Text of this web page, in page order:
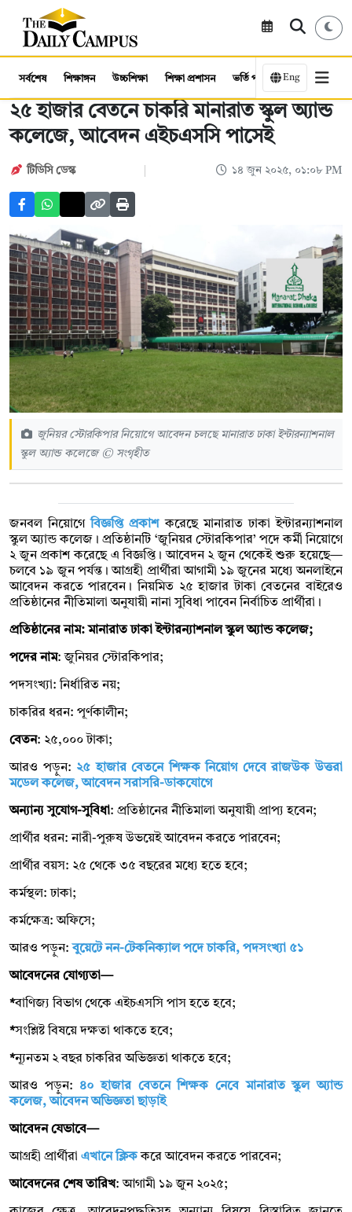
সর্বশেষ শিক্ষাঙ্গন উচ্চশিক্ষা শিক্ষা প্রশাসন ভর্তি পরীক্ষা কর্মসংস্থান
Eng
২৫ হাজার বেতনে চাকরি মানারাত স্কুল অ্যান্ড
কলেজে, আবেদন এইচএসসি পাসেই
টিডিসি ডেস্ক ১৪ জুন ২০২৫, ০১:০৮ PM
জুনিয়র স্টোরকিপার নিয়োগে আবেদন চলছে মানারাত ঢাকা ইন্টারন্যাশনাল
স্কুল অ্যান্ড কলেজে © সংগৃহীত
জনবল নিয়োগেবিজ্ঞপ্তি প্রকাশকরেছে মানারাত ঢাকা ইন্টারন্যাশনাল
স্কুল অ্যান্ড কলেজ। প্রতিষ্ঠানটি ‘জুনিয়র স্টোরকিপার’ পদে কর্মী নিয়োগে
২ জুন প্রকাশ করেছে এ বিজ্ঞপ্তি। আবেদন ২ জুন থেকেই শুরু হয়েছে—
চলবে ১৯ জুন পর্যন্ত। আগ্রহী প্রার্থীরা আগামী ১৯ জুনের মধ্যে অনলাইনে
আবেদন করতে পারবেন। নিয়মিত ২৫ হাজার টাকা বেতনের বাইরেও
প্রতিষ্ঠানের নীতিমালা অনুযায়ী নানা সুবিধা পাবেন নির্বাচিত প্রার্থীরা।
প্রতিষ্ঠানের নাম: মানারাত ঢাকা ইন্টারন্যাশনাল স্কুল অ্যান্ড কলেজ;
পদের নাম: জুনিয়র স্টোরকিপার;
পদসংখ্যা: নির্ধারিত নয়;
চাকরির ধরন: পূর্ণকালীন;
বেতন: ২৫,০০০ টাকা;
আরও পড়ুন: ২৫ হাজার বেতনে শিক্ষক নিয়োগ দেবে রাজউক উত্তরা
মডেল কলেজ, আবেদন সরাসরি-ডাকযোগে
অন্যান্য সুযোগ-সুবিধা: প্রতিষ্ঠানের নীতিমালা অনুযায়ী প্রাপ্য হবেন;
প্রার্থীর ধরন: নারী-পুরুষ উভয়েই আবেদন করতে পারবেন;
প্রার্থীর বয়স: ২৫ থেকে ৩৫ বছরের মধ্যে হতে হবে;
কর্মস্থল: ঢাকা;
কর্মক্ষেত্র: অফিসে;
আরও পড়ুন:বুয়েটে নন-টেকনিক্যাল পদে চাকরি, পদসংখ্যা ৫১
আবেদনের যোগ্যতা—
*বাণিজ্য বিভাগ থেকে এইচএসসি পাস হতে হবে;
*সংশ্লিষ্ট বিষয়ে দক্ষতা থাকতে হবে;
*ন্যূনতম ২ বছর চাকরির অভিজ্ঞতা থাকতে হবে;
আরও পড়ুন: ৪০ হাজার বেতনে শিক্ষক নেবে মানারাত স্কুল অ্যান্ড
কলেজ, আবেদন অভিজ্ঞতা ছাড়াই
আবেদন যেভাবে—
আগ্রহী প্রার্থীরা এখানে ক্লিককরে আবেদন করতে পারবেন;
আবেদনের শেষ তারিখ: আগামী ১৯ জুন ২০২৫;